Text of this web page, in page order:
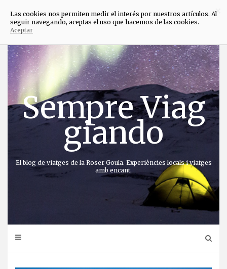
Anar
directament
contingut
Sempre Viag
giando
El blog de viatges de la Roser Goula. Experiències locals i viatges
amb encant.
×
Las cookies nos permiten medir el interés por nuestros artículos. Al
seguir navegando, aceptas el uso que hacemos de las cookies.
Aceptar